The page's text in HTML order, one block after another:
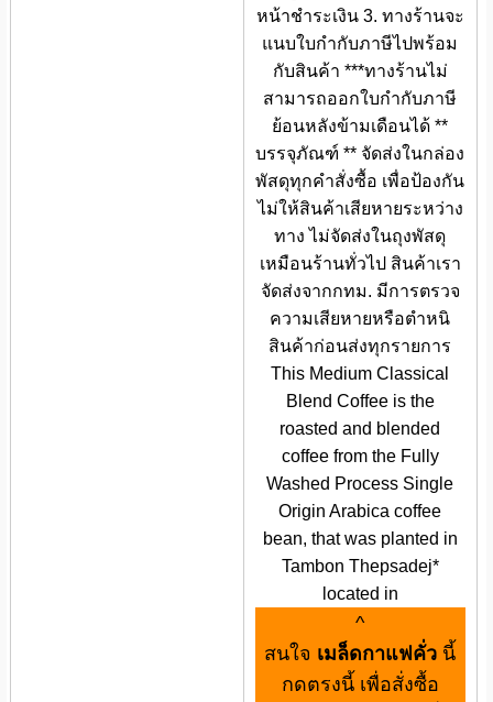
หน้าชำระเงิน 3. ทางร้านจะ
แนบใบกำกับภาษีไปพร้อม
กับสินค้า ***ทางร้านไม่
สามารถออกใบกำกับภาษี
ย้อนหลังข้ามเดือนได้ **
บรรจุภัณฑ์ ** จัดส่งในกล่อง
พัสดุทุกคำสั่งซื้อ เพื่อป้องกัน
ไม่ให้สินค้าเสียหายระหว่าง
ทาง ไม่จัดส่งในถุงพัสดุ
เหมือนร้านทั่วไป สินค้าเรา
จัดส่งจากกทม. มีการตรวจ
ความเสียหายหรือตำหนิ
สินค้าก่อนส่งทุกรายการ
This Medium Classical
Blend Coffee is the
roasted and blended
coffee from the Fully
Washed Process Single
Origin Arabica coffee
bean, that was planted in
Tambon Thepsadej*
located in
^
สนใจ เมล็ดกาแฟคั่ว นี้
กดตรงนี้ เพื่อสั่งซื้อ